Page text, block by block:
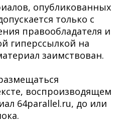
опубликованных
только с
правообладателя и
гиперссылкой на
заимствован.
воспроизводящем
64parallel.ru, до или